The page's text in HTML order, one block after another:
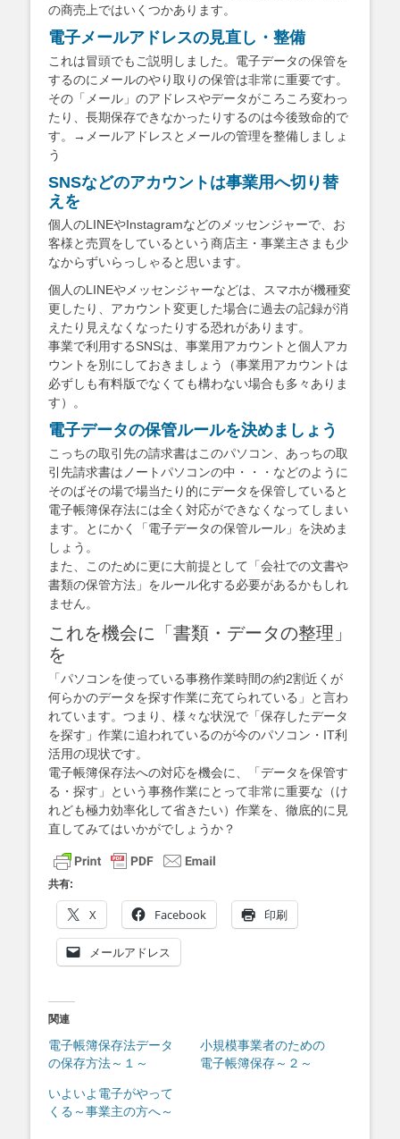
の商売上ではいくつかあります。
電子メールアドレスの見直し・整備
これは冒頭でもご説明しました。電子データの保管を
するのにメールのやり取りの保管は非常に重要です。
その「メール」のアドレスやデータがころころ変わっ
たり、長期保存できなかったりするのは今後致命的で
す。→メールアドレスとメールの管理を整備しましょ
う
SNSなどのアカウントは事業用へ切り替
えを
個人のLINEやInstagramなどのメッセンジャーで、お
客様と売買をしているという商店主・事業主さまも少
なからずいらっしゃると思います。
個人のLINEやメッセンジャーなどは、スマホが機種変
更したり、アカウント変更した場合に過去の記録が消
えたり見えなくなったりする恐れがあります。
事業で利用するSNSは、事業用アカウントと個人アカ
ウントを別にしておきましょう（事業用アカウントは
必ずしも有料版でなくても構わない場合も多々ありま
す）。
電子データの保管ルールを決めましょう
こっちの取引先の請求書はこのパソコン、あっちの取
引先請求書はノートパソコンの中・・・などのように
そのばその場で場当たり的にデータを保管していると
電子帳簿保存法には全く対応ができなくなってしまい
ます。とにかく「電子データの保管ルール」を決めま
しょう。
また、このために更に大前提として「会社での文書や
書類の保管方法」をルール化する必要があるかもしれ
ません。
これを機会に「書類・データの整理」
を
「パソコンを使っている事務作業時間の約2割近くが
何らかのデータを探す作業に充てられている」と言わ
れています。つまり、様々な状況で「保存したデータ
を探す」作業に追われているのが今のパソコン・IT利
活用の現状です。
電子帳簿保存法への対応を機会に、「データを保管す
る・探す」という事務作業にとって非常に重要な（け
れども極力効率化して省きたい）作業を、徹底的に見
直してみてはいかがでしょうか？
共有:
X Facebook 印刷
メールアドレス
関連
電子帳簿保存法データ
の保存方法～１～
小規模事業者のための
電子帳簿保存～２～
いよいよ電子がやって
くる～事業主の方へ～